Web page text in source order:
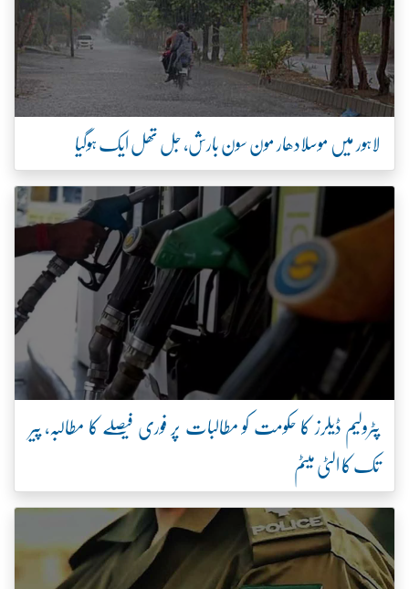
لاہور میں موسلادھار مون سون بارش، جل تھل ایک ہوگیا
پٹرولیم ڈیلرز کا حکومت کو مطالبات پر فوری فیصلے کا مطالبہ، پیر
تک کا الٹی میٹم